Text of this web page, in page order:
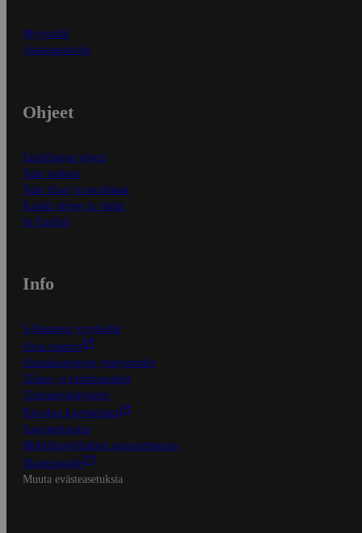
Myymälät
Asiakaspalvelu
Ohjeet
Ensitilaajan ohjeet
Näin maksat
Näin tilaat ja muokkaat
Kaikki ohjeet ja vinkit
In English
Info
S-Business yrityksille
Oiva-raportit
Osuuskauppojen yhteystiedot
Tilaus- ja toimitusehdot
Tietosuojakäytäntö
Palvelun käyttöehdot
Saavutettavuus
Mobiilisovelluksen saavutettavuus
Mainostajalle
Muuta evästeasetuksia